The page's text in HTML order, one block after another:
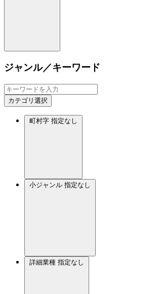
ジャンル／キーワード
カテゴリ選択
町村字 指定なし
小ジャンル 指定なし
詳細業種 指定なし